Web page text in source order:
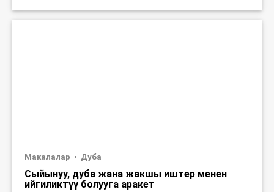
Макалалар Дуба
Сыйынуу, дуба жана жакшы иштер менен
ийгиликтүү болууга аракет